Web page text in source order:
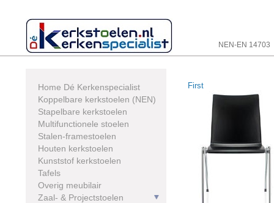
content
NEN-EN 14703
Home Dé Kerkenspecialist
Koppelbare kerkstoelen (NEN)
Stapelbare kerkstoelen
Multifunctionele stoelen
Stalen-framestoelen
Houten kerkstoelen
Kunststof kerkstoelen
Tafels
Overig meubilair
Zaal- & Projectstoelen
First